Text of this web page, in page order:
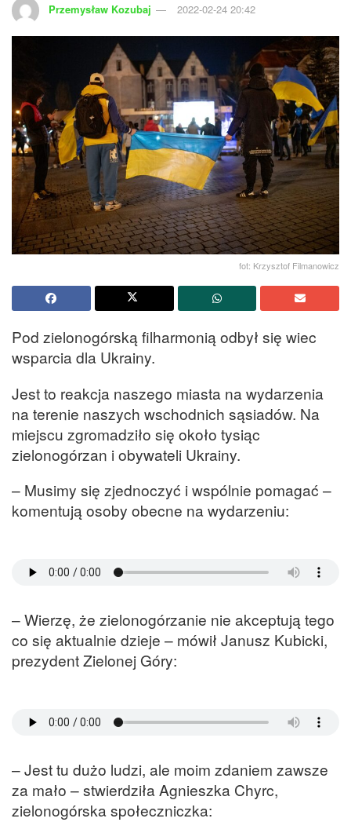
Przemysław Kozubaj 2022-02-24 20:42
fot: Krzysztof Filmanowicz
Pod zielonogórską filharmonią odbył się wiec
wsparcia dla Ukrainy.
Jest to reakcja naszego miasta na wydarzenia
na terenie naszych wschodnich sąsiadów. Na
miejscu zgromadziło się około tysiąc
zielonogórzan i obywateli Ukrainy.
– Musimy się zjednoczyć i wspólnie pomagać –
komentują osoby obecne na wydarzeniu:
– Wierzę, że zielonogórzanie nie akceptują tego
co się aktualnie dzieje – mówił Janusz Kubicki,
prezydent Zielonej Góry:
– Jest tu dużo ludzi, ale moim zdaniem zawsze
za mało – stwierdziła Agnieszka Chyrc,
zielonogórska społeczniczka: